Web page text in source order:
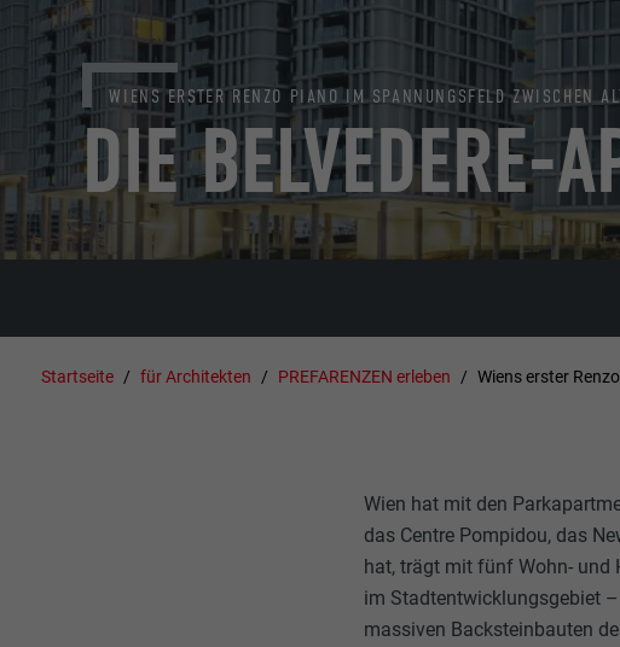
DIE BELVEDERE-
WIENS ERSTER RENZO PIANO IM SPANNUNGSFELD ZWISCHEN
Startseite für Architekten PREFARENZEN erleben Wiens erster
Wien hat mit den
das Centre Pompidou, das
hat, trägt mit fünf Wohn- und
im Stadtentwicklungsgebiet
massiven Backsteinbauten